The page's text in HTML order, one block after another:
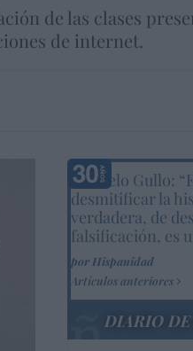
de las clases
de internet.
Marcelo Gullo:
desmitificar la
verdadera, de
falsificación, es
por Hispanidad
Artículos anteriores
DIARIO